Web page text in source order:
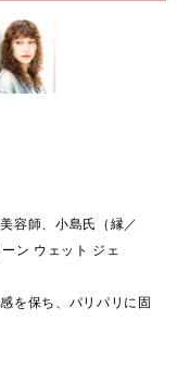
容師、小島氏（縁／
ン ウェット ジェ
を保ち、パリパリに固